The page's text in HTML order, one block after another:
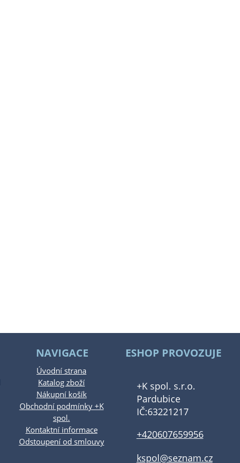
NAVIGACE
Úvodní strana
Katalog zboží
Nákupní košík
Obchodní podmínky +K
spol.
Kontaktní informace
Odstoupení od smlouvy
ESHOP PROVOZUJE
+K spol. s.r.o.
Pardubice
IČ:63221217
+420607659956
kspol@seznam.cz